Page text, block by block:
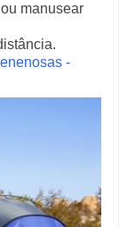
manusear
-